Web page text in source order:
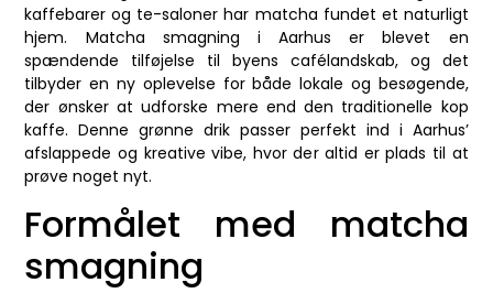
kaffebarer og te-saloner har matcha fundet et naturligt
hjem. Matcha smagning i Aarhus er blevet en
spændende tilføjelse til byens cafélandskab, og det
tilbyder en ny oplevelse for både lokale og besøgende,
der ønsker at udforske mere end den traditionelle kop
kaffe. Denne grønne drik passer perfekt ind i Aarhus’
afslappede og kreative vibe, hvor der altid er plads til at
prøve noget nyt.
Formålet med matcha
smagning